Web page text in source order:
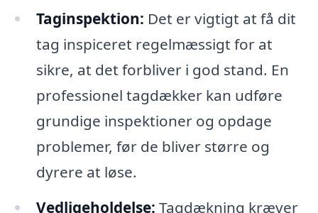
Taginspektion: Det er vigtigt at få dit
tag inspiceret regelmæssigt for at
sikre, at det forbliver i god stand. En
professionel tagdækker kan udføre
grundige inspektioner og opdage
problemer, før de bliver større og
dyrere at løse.
Vedligeholdelse: Tagdækning kræver